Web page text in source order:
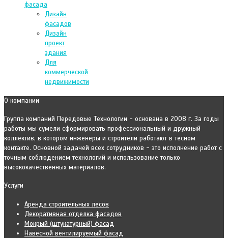
фасада
Дизайн
фасадов
Дизайн
проект
здания
Для
коммерческой
недвижимости
О компании
Группа компаний Передовые Технологии - основана в 2008 г. За годы
работы мы сумели сформировать профессиональный и дружный
коллектив, в котором инженеры и строители работают в тесном
контакте. Основной задачей всех сотрудников - это исполнение работ с
точным соблюдением технологий и использование только
высококачественных материалов.
Услуги
Аренда строительных лесов
Декоративная отделка фасадов
Мокрый (штукатурный) фасад
Навесной вентилируемый фасад